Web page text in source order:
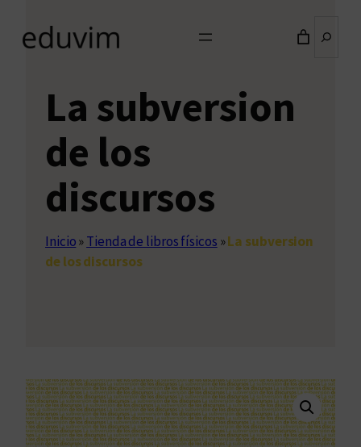
La subversion
de los
discursos
Inicio»Tienda de libros físicos »La subversion
de los discursos